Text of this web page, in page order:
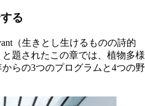
る
（生きとし生けるものの詩的
題されたこの章では、植物多様
らの3つのプログラムと4つの野